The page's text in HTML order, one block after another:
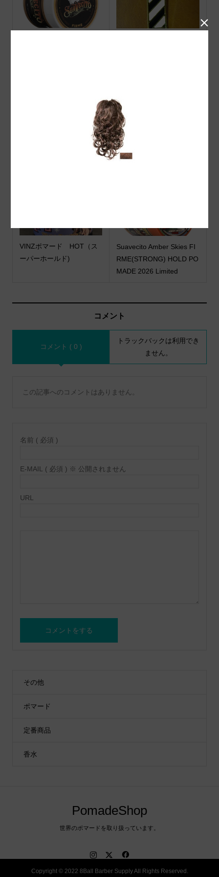
Barberz 八玉ポマード オ
Suavecito Amber Skies OR
IGINAL HOLD POMADE 2
VINZポマード HOT（ス
ーパーホールド)
Suavecito Amber Skies FI
RME(STRONG) HOLD PO
MADE 2026 Limited
コメント
コメント ( 0 )
トラックバックは利用でき
ません。
この記事へのコメントはありません。
名前 ( 必須 )
E-MAIL ( 必須 ) ※ 公開されません
URL
その他
ポマード
定番商品
香水
PomadeShop
世界のポマードを取り扱っています。
Copyright © 2022 8Ball Barber Supply All Rights Reserved.
